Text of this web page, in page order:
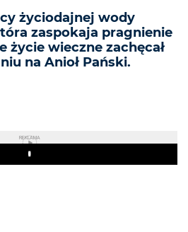
życiodajnej wody
zaspokaja pragnienie
życie wieczne zachęcał
na Anioł Pański.
REKLAMA
Play